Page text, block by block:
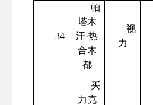
34
帕
塔木
汗·热
合木
都
视
力
买
力克